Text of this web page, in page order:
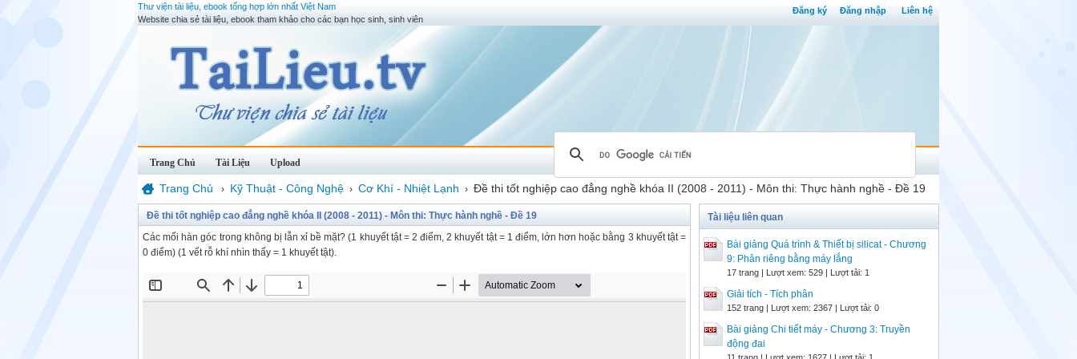
Đăng ký Đăng nhập Liên hệ
Thư viện tài liệu, ebook tổng hợp lớn nhất Việt Nam
Website chia sẻ tài liệu, ebook tham khảo cho các bạn học sinh, sinh viên
Trang Chủ Tài Liệu Upload
Trang Chủ › Kỹ Thuật - Công Nghệ › Cơ Khí - Nhiệt Lạnh › Đề thi tốt nghiệp cao đẳng nghề khóa II (2008 - 2011) - Môn thi: Thực hành nghề - Đề 19
Đề thi tốt nghiệp cao đẳng nghề khóa II (2008 - 2011) - Môn thi: Thực hành nghề - Đề 19
Các mối hàn góc trong không bị lẫn xỉ bề mặt? (1 khuyết tật = 2 điểm, 2 khuyết tật = 1 điểm, lớn hơn hoặc bằng 3 khuyết tật =
0 điểm) (1 vết rỗ khí nhìn thấy = 1 khuyết tật).
Tài liệu liên quan
Bài giảng Quá trình & Thiết bị silicat - Chương
9: Phân riêng bằng máy lắng
17 trang | Lượt xem: 529 | Lượt tải: 1
Giải tích - Tích phân
152 trang | Lượt xem: 2367 | Lượt tải: 0
Bài giảng Chi tiết máy - Chương 3: Truyền
động đai